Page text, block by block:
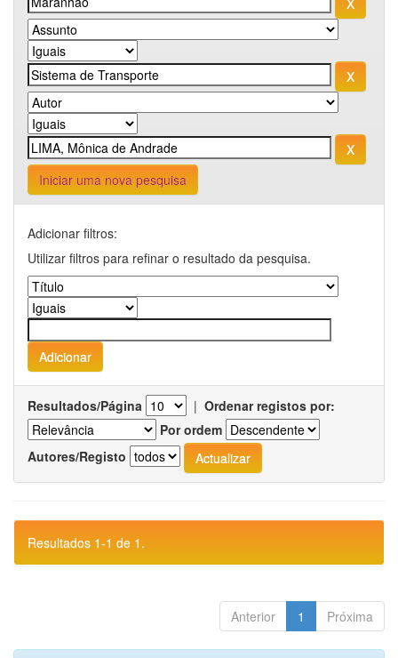
Iniciar uma nova pesquisa
Adicionar filtros:
Utilizar filtros para refinar o resultado da pesquisa.
Resultados/Página | Ordenar registos por:
Por ordem
Autores/Registo
Resultados 1-1 de 1.
Anterior 1 Próxima